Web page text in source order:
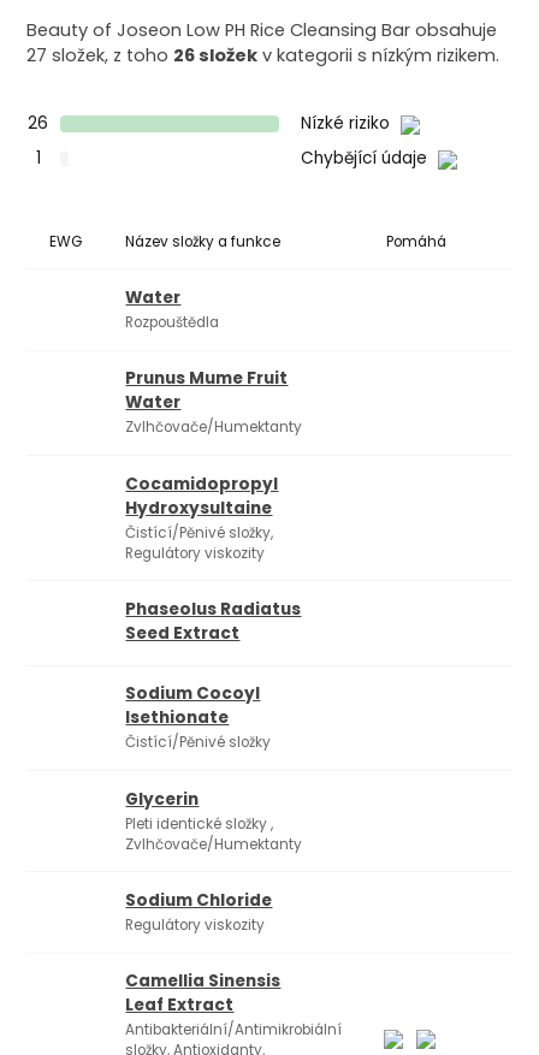
Beauty of Joseon Low PH Rice Cleansing Bar obsahuje
27 složek, z toho 26 složek v kategorii s nízkým rizikem.
26
Nízké riziko
1
Chybějící údaje
EWG Název složky a funkce Pomáhá
Water
Rozpouštědla
Prunus Mume Fruit
Water
Zvlhčovače/Humektanty
Cocamidopropyl
Hydroxysultaine
Čistící/Pěnivé složky,
Regulátory viskozity
Phaseolus Radiatus
Seed Extract
Sodium Cocoyl
Isethionate
Čistící/Pěnivé složky
Glycerin
Pleti identické složky ,
Zvlhčovače/Humektanty
Sodium Chloride
Regulátory viskozity
Camellia Sinensis
Leaf Extract
Antibakteriální/Antimikrobiální
složky, Antioxidanty,